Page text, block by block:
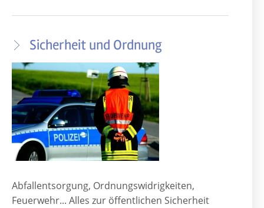
Sicherheit und Ordnung
Abfallentsorgung, Ordnungswidrigkeiten,
Feuerwehr... Alles zur öffentlichen Sicherheit